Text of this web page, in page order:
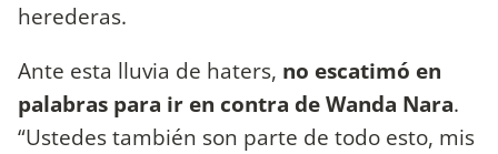
herederas.
Ante esta lluvia de haters, no escatimó en
palabras para ir en contra de Wanda Nara.
“Ustedes también son parte de todo esto, mis